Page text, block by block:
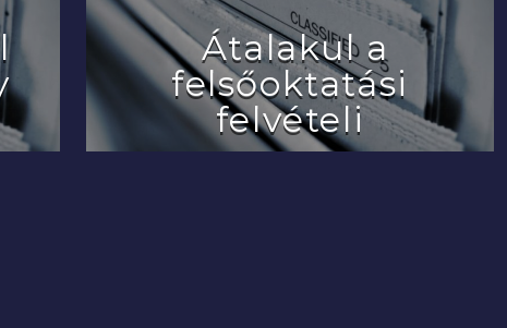
Átalakul a
felsőoktatási
felvételi